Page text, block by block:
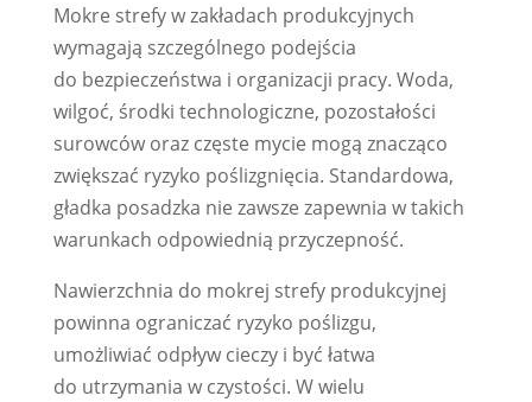
Mokre strefy w zakładach produkcyjnych
wymagają szczególnego podejścia
do bezpieczeństwa i organizacji pracy. Woda,
wilgoć, środki technologiczne, pozostałości
surowców oraz częste mycie mogą znacząco
zwiększać ryzyko poślizgnięcia. Standardowa,
gładka posadzka nie zawsze zapewnia w takich
warunkach odpowiednią przyczepność.
Nawierzchnia do mokrej strefy produkcyjnej
powinna ograniczać ryzyko poślizgu,
umożliwiać odpływ cieczy i być łatwa
do utrzymania w czystości. W wielu